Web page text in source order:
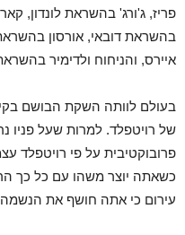
פריז, ג'ורג' בהשראת לונדון,
בהשראת דובאי, אורסון
איירס, והניחוח ולדימיר
בעולם לוותה השקת הבושם
של רויטפלד. למרות שעל פניו
פרובוקטיבית על פי רויטפלד
כשאתה יוצר משהו עם כל כך
עירום כי אתה חושף את